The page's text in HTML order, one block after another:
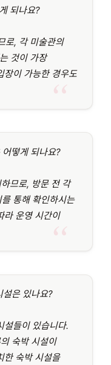
되나요?
로, 각 미술관의
것이 가장
장이 가능한 경우도
떻게 되나요?
므로, 방문 전 각
통해 확인하시는
라 운영 시간이
은 있나요?
들이 있습니다.
숙박 시설이
한 숙박 시설을